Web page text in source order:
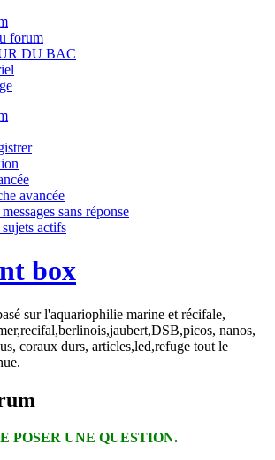
forum
DU BAC
avancée
sans réponse
actifs
box
sur l'aquariophilie marine et récifale,
nanos,
coraux durs, articles,led,refuge tout le
POSER UNE QUESTION.